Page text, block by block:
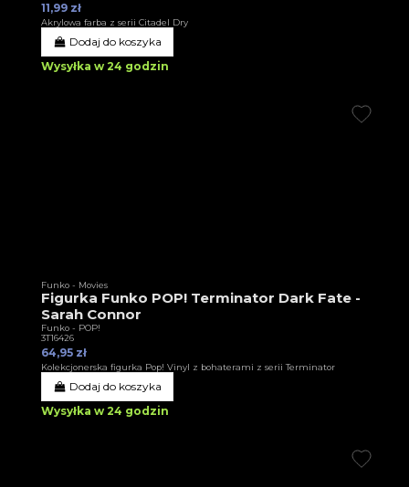
11,99 zł
Akrylowa farba z serii Citadel Dry
Dodaj do koszyka
Wysyłka w 24 godzin
Funko - Movies
Figurka Funko POP! Terminator Dark Fate -
Sarah Connor
Funko - POP!
3T16426
64,95 zł
Kolekcjonerska figurka Pop! Vinyl z bohaterami z serii Terminator
Dodaj do koszyka
Wysyłka w 24 godzin